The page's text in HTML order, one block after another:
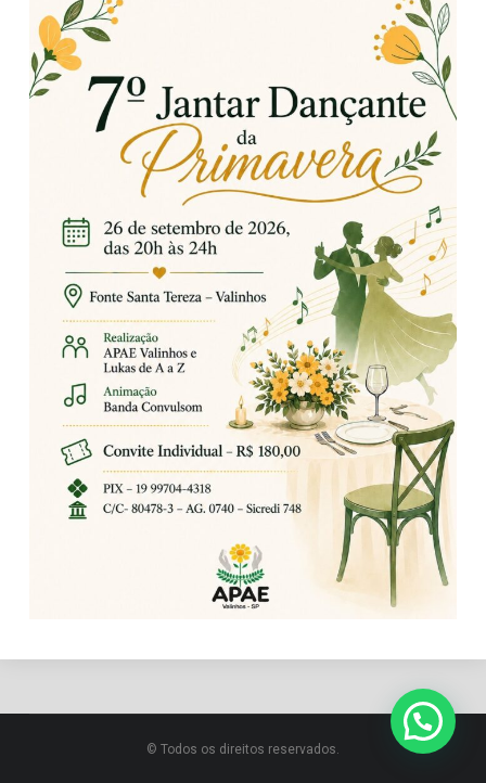
© Todos os direitos reservados.